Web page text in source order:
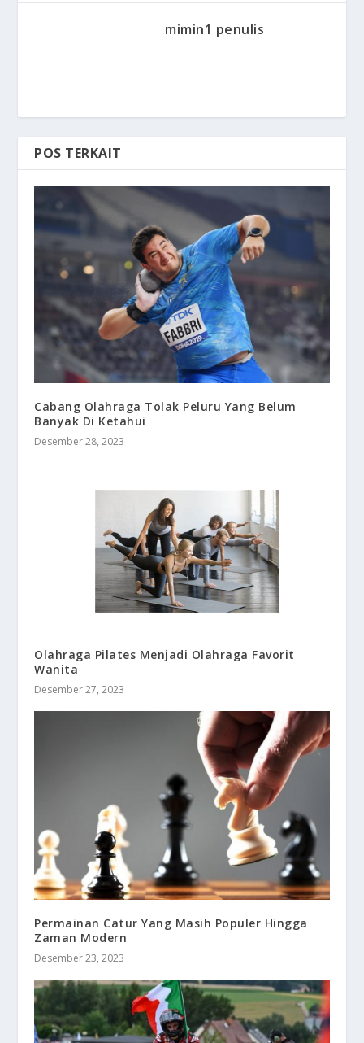
mimin1 penulis
POS TERKAIT
Cabang Olahraga Tolak Peluru Yang Belum
Banyak Di Ketahui
Desember 28, 2023
Olahraga Pilates Menjadi Olahraga Favorit
Wanita
Desember 27, 2023
Permainan Catur Yang Masih Populer Hingga
Zaman Modern
Desember 23, 2023